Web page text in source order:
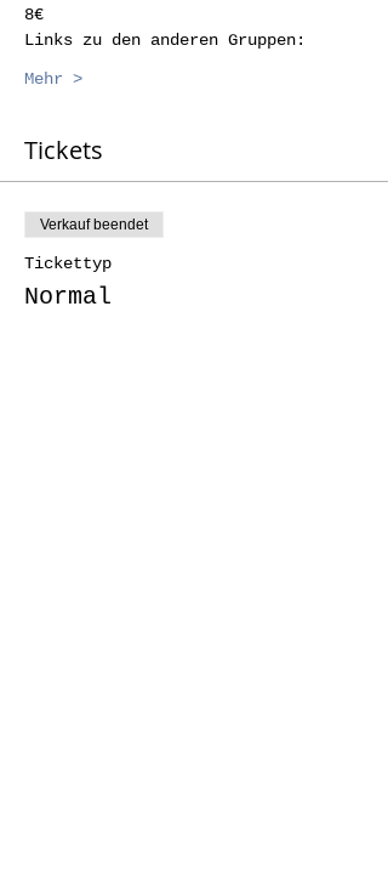
8€
Links zu den anderen Gruppen:
Mehr >
Tickets
Verkauf beendet
Tickettyp
Normal